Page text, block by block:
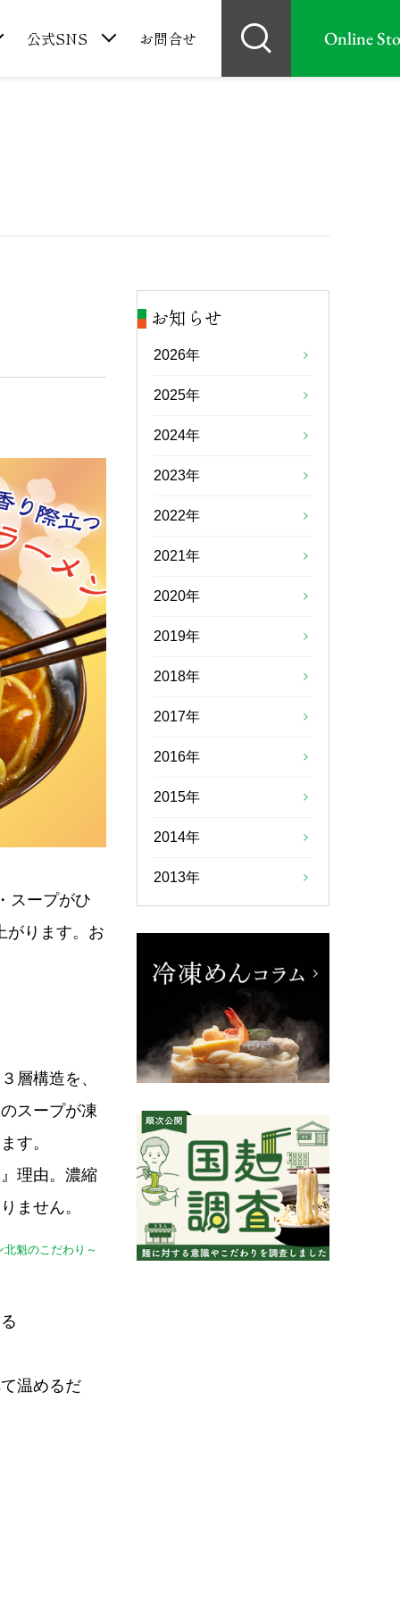
公式SNS お問合せ Online
スープがひ
がります。お
層構造を、
スープが凍
す。
理由。濃縮
ません。
北魁のこだわり～
温めるだ
お知らせ
2026年
2025年
2024年
2023年
2022年
2021年
2020年
2019年
2018年
2017年
2016年
2015年
2014年
2013年